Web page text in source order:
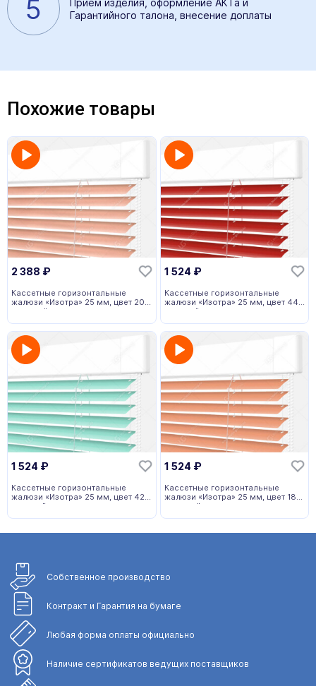
5
Прием изделия, оформление АКТа и
Гарантийного талона, внесение доплаты
Похожие товары
2 388 ₽
Кассетные горизонтальные
жалюзи «Изотра» 25 мм, цвет 207
розовый
1 524 ₽
Кассетные горизонтальные
жалюзи «Изотра» 25 мм, цвет 44
красный
1 524 ₽
Кассетные горизонтальные
жалюзи «Изотра» 25 мм, цвет 427
зеленый
1 524 ₽
Кассетные горизонтальные
жалюзи «Изотра» 25 мм, цвет 189
розовый
Собственное производство
Контракт и Гарантия на бумаге
Любая форма оплаты официально
Наличие сертификатов ведущих поставщиков